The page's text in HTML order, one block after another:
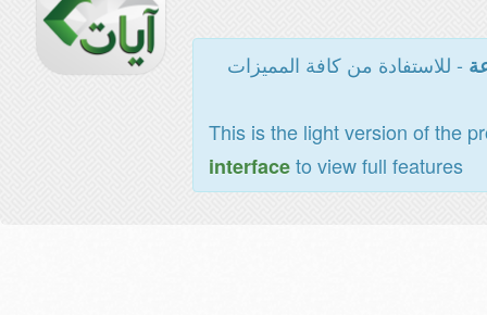
- للاستفادة من كافة المميزات
This is the light version of the
interfaceto view full features